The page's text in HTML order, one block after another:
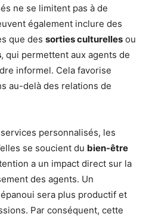
ne se limitent pas à de
également inclure des
que des sorties culturelles ou
, qui permettent aux agents de
informel. Cela favorise
au-delà des relations de
personnalisés, les
se soucient du bien-être
a un impact direct sur la
des agents. Un
sera plus productif et
Par conséquent, cette